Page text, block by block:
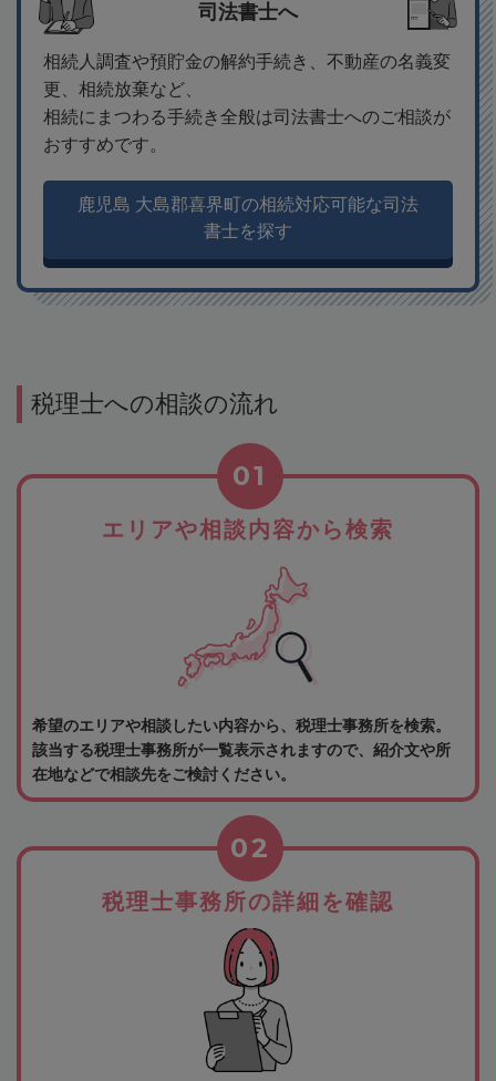
司法書士へ
相続人調査や預貯金の解約手続き、不動産の名義変
更、相続放棄など、
相続にまつわる手続き全般は司法書士へのご相談が
おすすめです。
鹿児島 大島郡喜界町の相続対応可能な司法
書士を探す
税理士への相談の流れ
エリアや相談内容から検索
01
希望のエリアや相談したい内容から、税理士事務所を検索。
該当する税理士事務所が一覧表示されますので、紹介文や所
在地などで相談先をご検討ください。
税理士事務所の詳細を確認
02